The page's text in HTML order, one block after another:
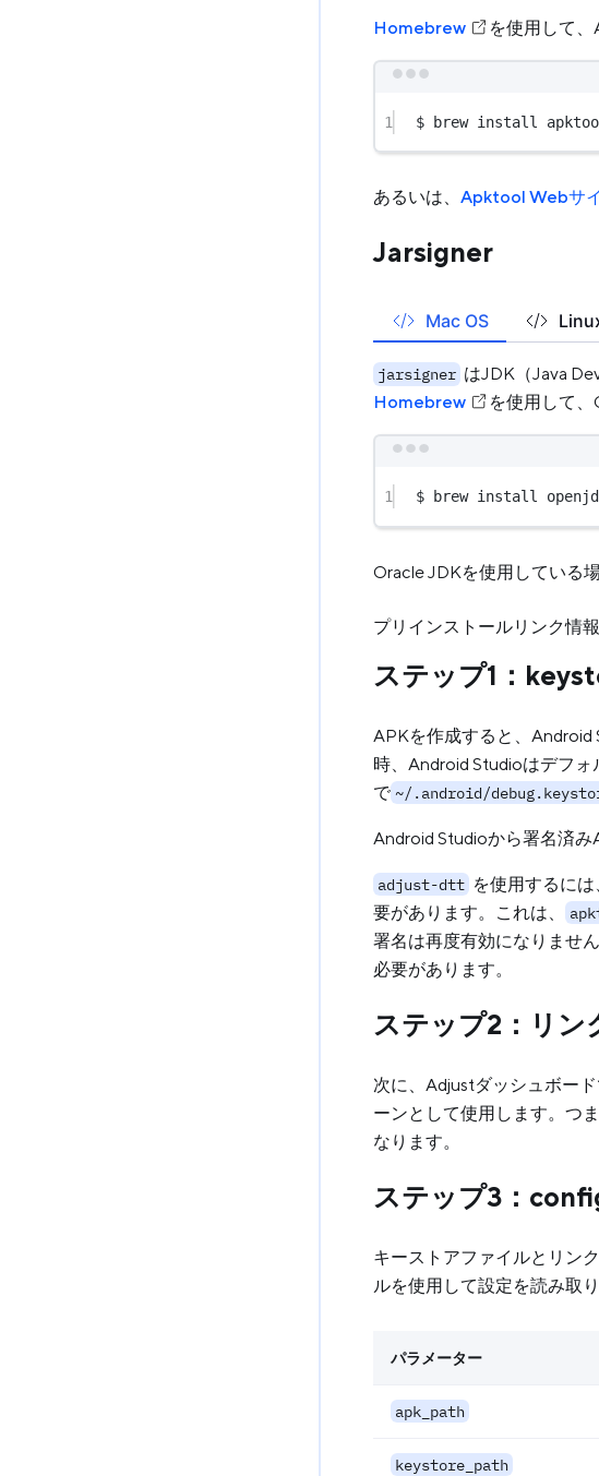
Homebrew を使用して
1 $ brew install
あるいは、 Apktool Webサ
Jarsigner
Mac OS
jarsigner はJDK（Java
Homebrew
を使用して
1 $ brew install
Oracle JDKを使用している場
プリインストールリンク情
ステップ1：
APKを作成すると、
時、Android Studioはデフ
で ~/.android/
Android Studioから署名済
adjust-dtt を使用するに
要があります。これは、
署名は再度有効になりませ
必要があります。
ステップ2：リン
次に、Adjustダッシュボー
ーンとして使用します。つ
なります。
ステップ3：
キーストアファイルとリン
ルを使用して設定を読み取
パラメーター
apk_path
keystore_path